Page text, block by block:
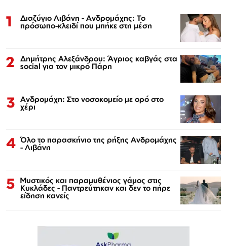
1 Διαζύγιο Λιβάνη - Ανδρομάχης: Το
πρόσωπο-κλειδί που μπήκε στη μέση
2 Δημήτρης Αλεξάνδρου: Άγριος καβγάς στα
social για τον μικρό Πάρη
3 Ανδρομάχη: Στο νοσοκομείο με ορό στο
χέρι
4 Όλο το παρασκήνιο της ρήξης Ανδρομάχης
- Λιβάνη
5 Μυστικός και παραμυθένιος γάμος στις
Κυκλάδες - Παντρεύτηκαν και δεν το πήρε
είδηση κανείς